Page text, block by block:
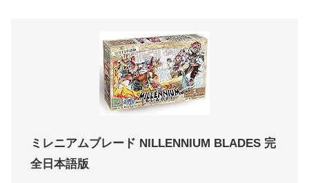
ミレニアムブレード NILLENNIUM BLADES 完
全日本語版